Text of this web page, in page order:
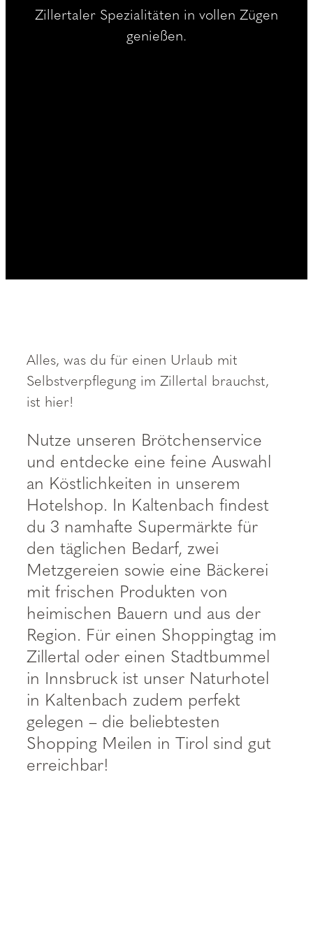
----
----
----
----
Zillertaler Spezialitäten in vollen Zügen
genießen.
Alles, was du für einen Urlaub mit
Selbstverpflegung im Zillertal brauchst,
ist hier!
Nutze unseren Brötchenservice
und entdecke eine feine Auswahl
an Köstlichkeiten in unserem
Hotelshop. In Kaltenbach findest
du 3 namhafte Supermärkte für
den täglichen Bedarf, zwei
Metzgereien sowie eine Bäckerei
mit frischen Produkten von
heimischen Bauern und aus der
Region. Für einen Shoppingtag im
Zillertal oder einen Stadtbummel
in Innsbruck ist unser Naturhotel
in Kaltenbach zudem perfekt
gelegen – die beliebtesten
Shopping Meilen in Tirol sind gut
erreichbar!